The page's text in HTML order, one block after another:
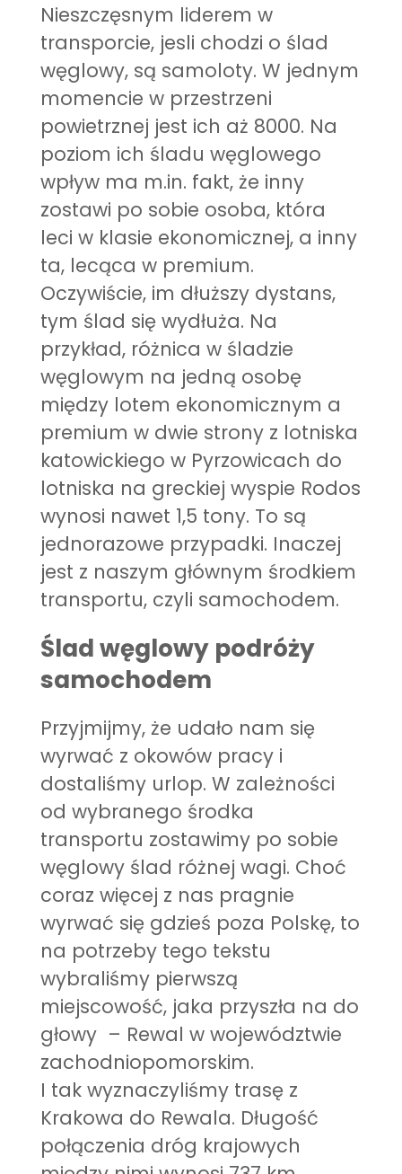
Nieszczęsnym liderem w
transporcie, jesli chodzi o ślad
węglowy, są samoloty. W jednym
momencie w przestrzeni
powietrznej jest ich aż 8000. Na
poziom ich śladu węglowego
wpływ ma m.in. fakt, że inny
zostawi po sobie osoba, która
leci w klasie ekonomicznej, a inny
ta, lecąca w premium.
Oczywiście, im dłuższy dystans,
tym ślad się wydłuża. Na
przykład, różnica w śladzie
węglowym na jedną osobę
między lotem ekonomicznym a
premium w dwie strony z lotniska
katowickiego w Pyrzowicach do
lotniska na greckiej wyspie Rodos
wynosi nawet 1,5 tony. To są
jednorazowe przypadki. Inaczej
jest z naszym głównym środkiem
transportu, czyli samochodem.
Ślad węglowy podróży
samochodem
Przyjmijmy, że udało nam się
wyrwać z okowów pracy i
dostaliśmy urlop. W zależności
od wybranego środka
transportu zostawimy po sobie
węglowy ślad różnej wagi. Choć
coraz więcej z nas pragnie
wyrwać się gdzieś poza Polskę, to
na potrzeby tego tekstu
wybraliśmy pierwszą
miejscowość, jaka przyszła na do
głowy – Rewal w województwie
zachodniopomorskim.
I tak wyznaczyliśmy trasę z
Krakowa do Rewala. Długość
połączenia dróg krajowych